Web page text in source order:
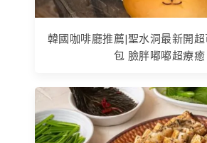
韓國咖啡廳推薦|聖水洞最新開
包 臉胖嘟嘟超療癒